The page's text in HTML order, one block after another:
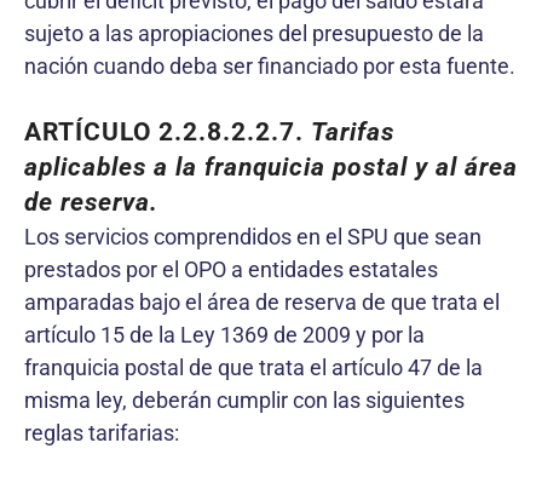
sujeto a las apropiaciones del presupuesto de la
nación cuando deba ser financiado por esta fuente.
ARTÍCULO 2.2.8.2.2.7. Tarifas
aplicables a la franquicia postal y al área
de reserva.
Los servicios comprendidos en el SPU que sean
prestados por el OPO a entidades estatales
amparadas bajo el área de reserva de que trata el
artículo 15 de la Ley 1369 de 2009 y por la
franquicia postal de que trata el artículo 47 de la
misma ley, deberán cumplir con las siguientes
reglas tarifarias: